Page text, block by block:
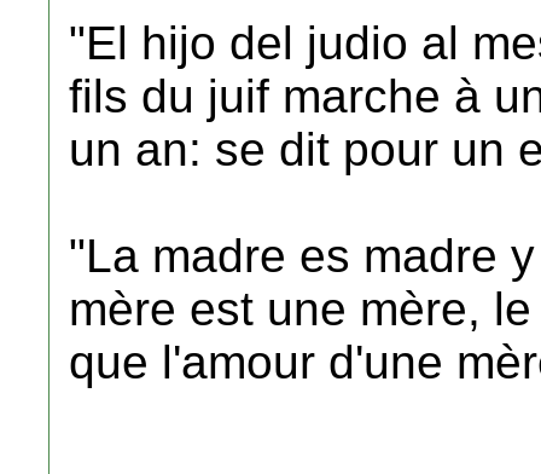
"El hijo del judio al
fils du juif marche à
un an: se dit pour un
"La madre es madre
mère est une mère,
que l'amour d'une